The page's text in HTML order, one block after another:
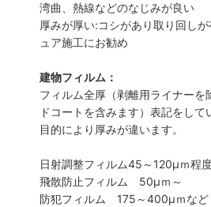
湾曲、熱線などのなじみが良い
厚みが厚い:コシがあり取り回し
ュア施工にお勧め
建物フィルム：
フィルム全厚（剥離用ライナー
ドコートを含みます）表記をして
目的により厚みが違います。
日射調整フィルム45～120µｍ程
飛散防止フィルム 50µｍ～
防犯フィルム 175～400µｍなど